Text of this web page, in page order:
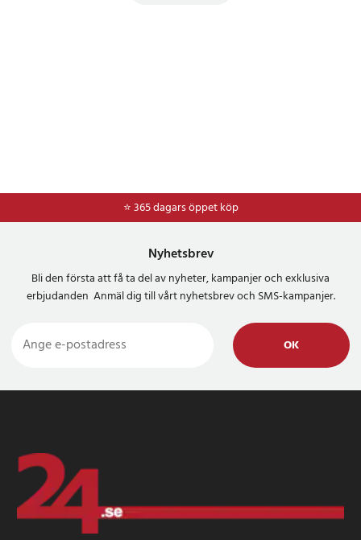
⭐ 365 dagars öppet köp
⭐Frakt 49kr *
Nyhetsbrev
Bli den första att få ta del av nyheter, kampanjer och exklusiva
erbjudanden Anmäl dig till vårt nyhetsbrev och SMS-kampanjer.
OK